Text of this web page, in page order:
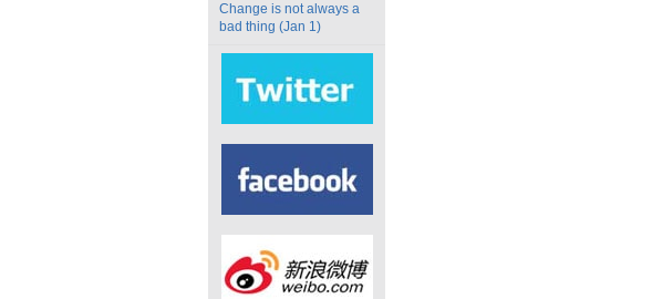
Change is not always a
bad thing (Jan 1)